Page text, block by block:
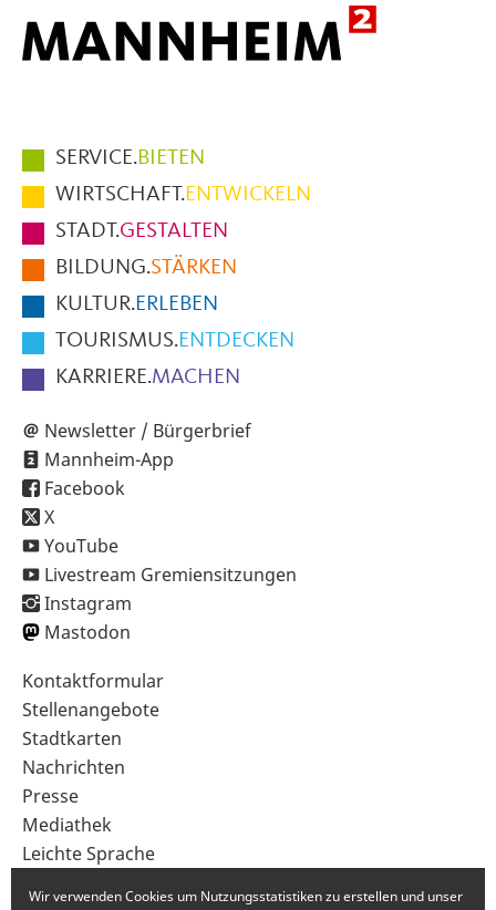
Hauptmenüpunkte
im
Fußbereich
der
Seite
SERVICE.BIETEN
WIRTSCHAFT.ENTWICKELN
STADT.GESTALTEN
BILDUNG.STÄRKEN
KULTUR.ERLEBEN
TOURISMUS.ENTDECKEN
KARRIERE.MACHEN
Newsletter / Bürgerbrief
Mannheim-App
Facebook
X
YouTube
Livestream Gremiensitzungen
Instagram
Mastodon
Sekundärnavigation
im
Fußbereich
Kontaktformular
Stellenangebote
Stadtkarten
Nachrichten
Presse
Mediathek
Leichte Sprache
Wir verwenden Cookies um Nutzungsstatistiken zu erstellen und unser